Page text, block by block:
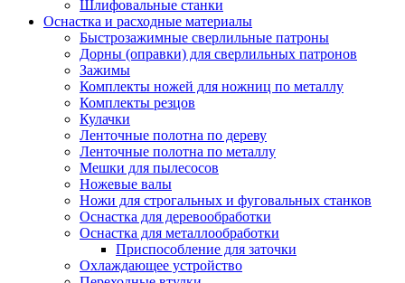
Шлифовальные станки
Оснастка и расходные материалы
Быстрозажимные сверлильные патроны
Дорны (оправки) для сверлильных патронов
Зажимы
Комплекты ножей для ножниц по металлу
Комплекты резцов
Кулачки
Ленточные полотна по дереву
Ленточные полотна по металлу
Мешки для пылесосов
Ножевые валы
Ножи для строгальных и фуговальных станков
Оснастка для деревообработки
Оснастка для металлообработки
Приспособление для заточки
Охлаждающее устройство